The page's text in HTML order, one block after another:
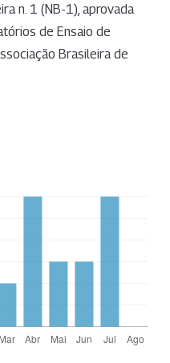
n. 1 (NB-1), aprovada
de Ensaio de
Brasileira de